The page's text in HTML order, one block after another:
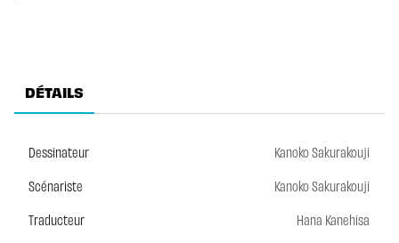
DÉTAILS
Dessinateur
Kanoko Sakurakouji
Scénariste
Kanoko Sakurakouji
Traducteur
Hana Kanehisa